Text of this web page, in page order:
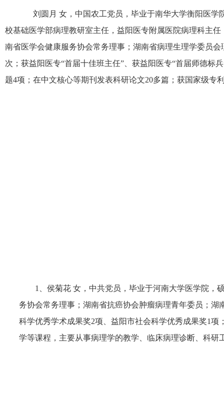
刘圆月 女，中国农工党员，毕业于南华大学衡阳医
校基础医学部病理教研室主任，益阳医专附属医院病理科主
南省医学会健康服务协会常务理事；湖南省病理生理学委员
次；获益阳医专“首届十佳班主任”、获益阳医专“首届师德标
题4项；在中文核心等期刊发表科研论文20多篇；获国家级专
1、侯菊花 女，中共党员，毕业于河南大学医学院，
务协会常务理事；湖南省抗癌协会肿瘤病理青年委员；
科学优秀学术成果奖2项、益阳市社会科学优秀成果奖1
学等课程，主要从事病理学的教学、临床病理诊断、科研